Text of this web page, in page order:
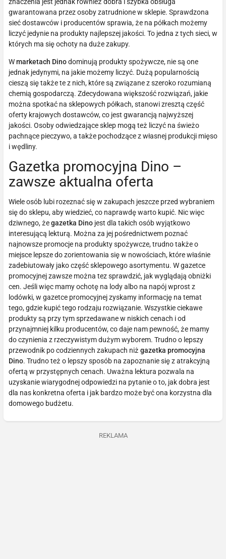
gwarantowana przez osoby zatrudnione w sklepie. Sprawdzona
sieć dostawców i producentów sprawia, że na półkach możemy
liczyć jedynie na produkty najlepszej jakości. To jedna z tych sieci, w
których ma się ochoty na duże zakupy.
Wmarketach Dinodominują produkty spożywcze, nie są one
jednak jedynymi, na jakie możemy liczyć. Dużą popularnością
cieszą się także te z nich, które są związane z szeroko rozumianą
chemią gospodarczą. Zdecydowana większość rozwiązań, jakie
można spotkać na sklepowych półkach, stanowi zresztą część
oferty krajowych dostawców, co jest gwarancją najwyższej
jakości. Osoby odwiedzające sklep mogą też liczyć na świeżo
pachnące pieczywo, a także pochodzące z własnej produkcji mięso
i wędliny.
Gazetka promocyjna Dino –
zawsze aktualna oferta
Wiele osób lubi rozeznać się w zakupach jeszcze przed wybraniem
się do sklepu, aby wiedzieć, co naprawdę warto kupić. Nic więc
dziwnego, żegazetka Dino jest dla takich osób wyjątkowo
interesującą lekturą. Można za jej pośrednictwem poznać
najnowsze promocje na produkty spożywcze, trudno także o
miejsce lepsze do zorientowania się w nowościach, które właśnie
zadebiutowały jako część sklepowego asortymentu. W gazetce
promocyjnej zawsze można tez sprawdzić, jak wyglądają obniżki
cen. Jeśli więc mamy ochotę na lody albo na napój wprost z
lodówki, w gazetce promocyjnej zyskamy informację na temat
tego, gdzie kupić tego rodzaju rozwiązanie. Wszystkie ciekawe
produkty są przy tym sprzedawane w niskich cenach i od
przynajmniej kilku producentów, co daje nam pewność, że mamy
do czynienia z rzeczywistym dużym wyborem. Trudno o lepszy
przewodnik po codziennych zakupach niż gazetka promocyjna
Dino. Trudno też o lepszy sposób na zapoznanie się z atrakcyjną
ofertą w przystępnych cenach. Uważna lektura pozwala na
uzyskanie wiarygodnej odpowiedzi na pytanie o to, jak dobra jest
dla nas konkretna oferta i jak bardzo może być ona korzystna dla
domowego budżetu.
REKLAMA